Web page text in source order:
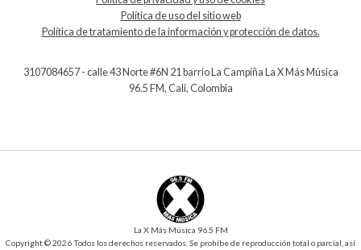
Política de uso del sitio web
Política de tratamiento de la información y protección de datos.
3107084657 - calle 43 Norte #6N 21 barrio La Campiña La X Más Música
96.5 FM, Cali, Colombia
La X Más Música 96.5 FM
Copyright © 2026 Todos los derechos reservados. Se prohíbe de reproducción total o parcial, así